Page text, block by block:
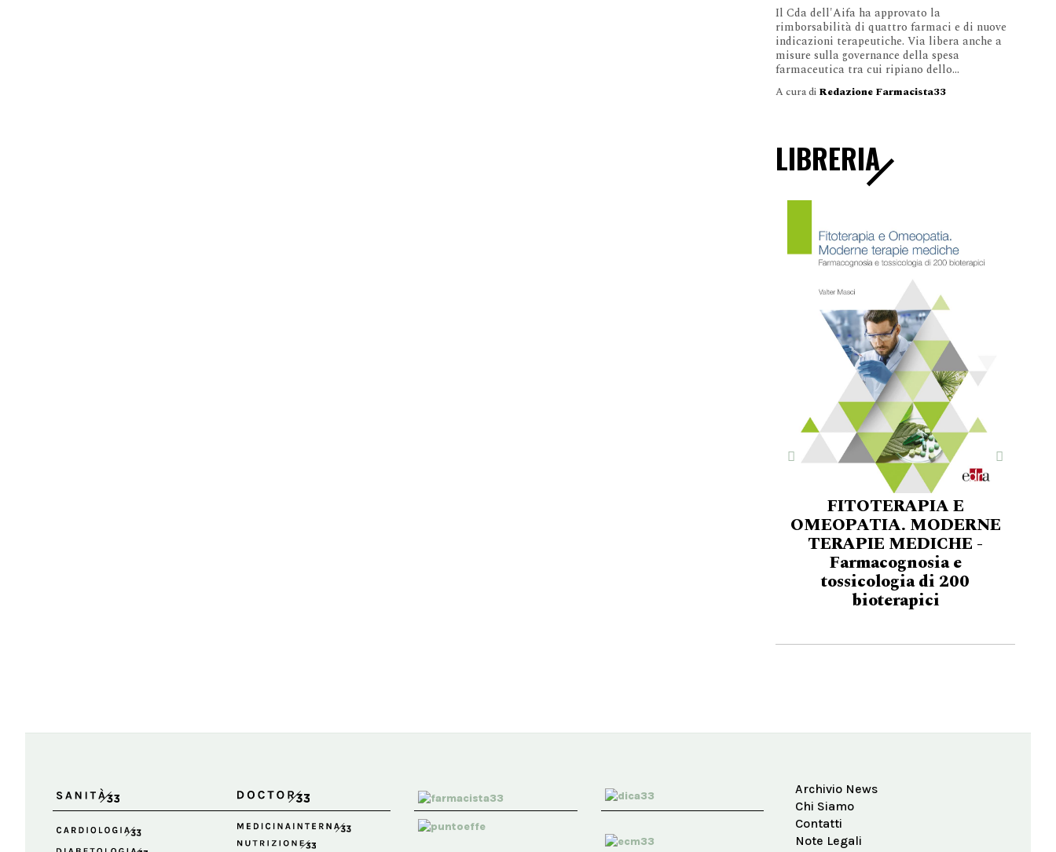
Il Cda dell'Aifa ha approvato la
rimborsabilità di quattro farmaci e di nuove
indicazioni terapeutiche. Via libera anche a
misure sulla governance della spesa
farmaceutica tra cui ripiano dello...
A cura di Redazione Farmacista33
LIBRERIA
FITOTERAPIA E
OMEOPATIA. MODERNE
TERAPIE MEDICHE -
Farmacognosia e
tossicologia di 200
bioterapici
Archivio News
Chi Siamo
Contatti
Note Legali